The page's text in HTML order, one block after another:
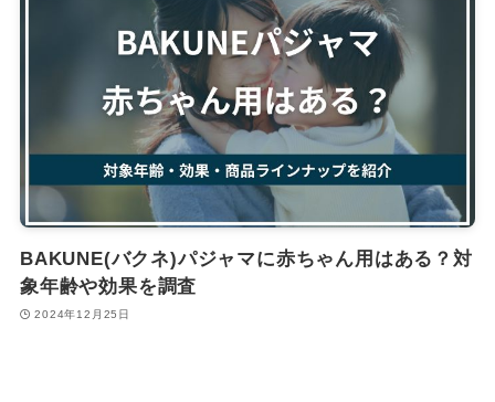
BAKUNE(バクネ)パジャマに赤ちゃん用はある？対
象年齢や効果を調査
2024年12月25日